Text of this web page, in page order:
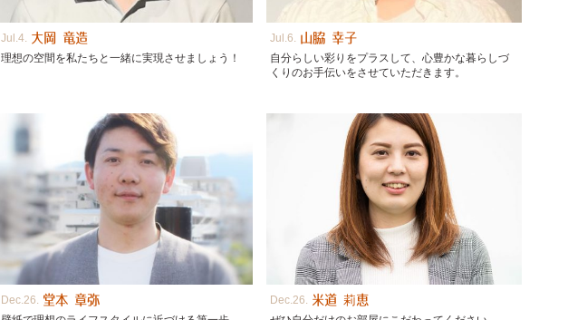
Jul 4 大岡 竜造
理想の空間を私たちと一緒に実現させましょう！
Jul 6 山脇 幸子
自分らしい彩りをプラスして、心豊かな暮らしづ
くりのお手伝いをさせていただきます。
Dec 26 堂本 章弥 Dec 26 米道 莉恵